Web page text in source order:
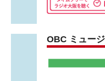
OBC ミュー